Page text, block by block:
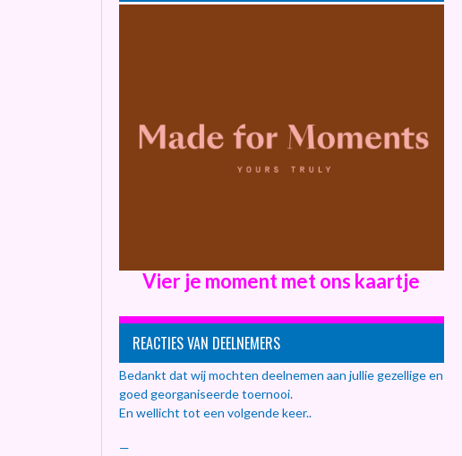
Vier je moment met ons kaartje
REACTIES VAN DEELNEMERS
Bedankt dat wij mochten deelnemen aan jullie gezellige en
goed georganiseerde toernooi.
En wellicht tot een volgende keer..
—